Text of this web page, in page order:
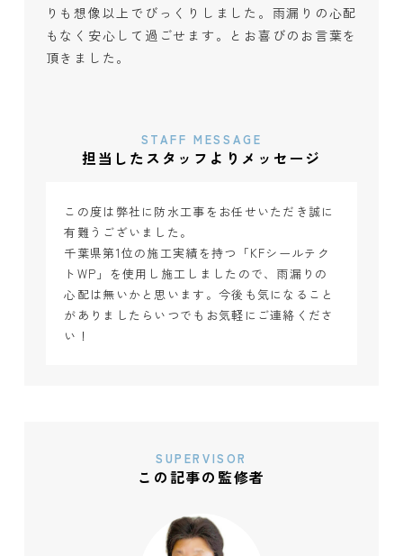
りも想像以上でびっくりしました。雨漏りの心配
もなく安心して過ごせます。とお喜びのお言葉を
頂きました。
STAFF MESSAGE
担当したスタッフよりメッセージ
この度は弊社に防水工事をお任せいただき誠に
有難うございました。
千葉県第1位の施工実績を持つ「KFシールテク
トWP」を使用し施工しましたので、雨漏りの
心配は無いかと思います。今後も気になること
がありましたらいつでもお気軽にご連絡くださ
い！
SUPERVISOR
この記事の監修者